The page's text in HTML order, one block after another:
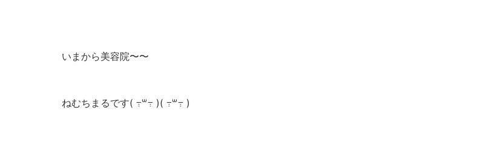
いまから美容院〜〜
ねむちまるです( ߹꒳​߹ )( ߹꒳​߹ )